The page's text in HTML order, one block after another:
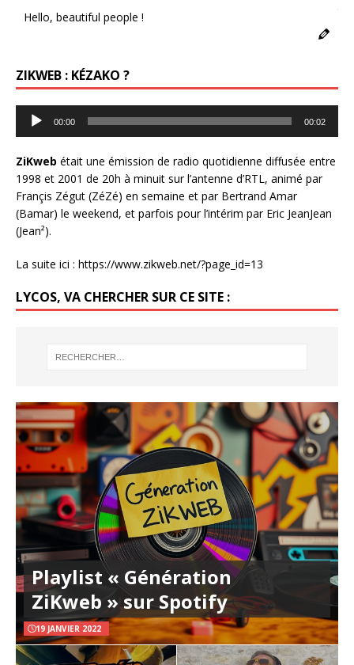
6s
Hello, beautiful people !
ZIKWEB : KÉZAKO ?
Lecteur
audio
00:00 00:02
ZiKweb était une émission de radio quotidienne diffusée entre
1998 et 2001 de 20h à minuit sur l’antenne d’RTL, animé par
Françis Zégut (ZéZé) en semaine et par Bertrand Amar
(Bamar) le weekend, et parfois pour l’intérim par Eric JeanJean
(Jean²).
La suite ici : https://www.zikweb.net/?page_id=13
LYCOS, VA CHERCHER SUR CE SITE :
Playlist « Génération
ZiKweb » sur Spotify
19 JANVIER 2022